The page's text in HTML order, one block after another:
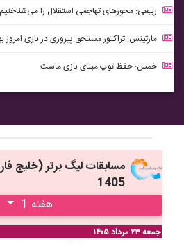
ربیعی: محورهای تهاجمی استقلال را می‌شناختیم
مارتینس: تراکتور مستحق پیروزی در بازی امروز
خمس: حفظ توپ مبنای بازی ماست
مسابقات ليگ برتر (خليج
1405
هفته 1
جمعه ۲۳ مرداد ۱۴۰۵